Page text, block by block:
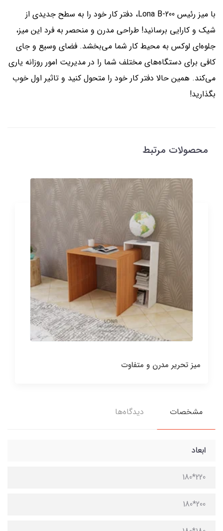
با میز رئیس Lona B-200، دفتر کار خود را به سطح جدیدی از
شیک و کارایی برسانید! طراحی مدرن و منحصر به فرد این میز،
جلوه‌ای لوکس به محیط کار شما می‌بخشد. فضای وسیع و جای
کافی برای دستگاه‌های مختلف شما را در مدیریت امور روزانه یاری
می‌کند. همین حالا دفتر کار خود را متحول کنید و تاثیر اول خوب
بگذارید!
محصولات مرتبط
میز تحریر مدرن و متفاوت
مشخصات دیدگاه‌ها
ابعاد
220*180
200*180